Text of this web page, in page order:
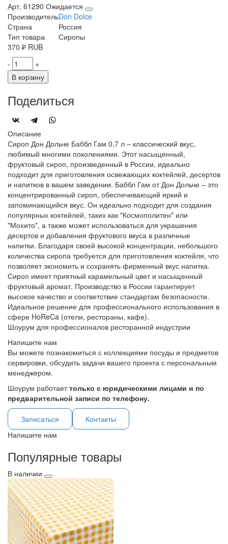
Арт. 61290 Ожидается
ПроизводительDon Dolce
Страна
Россия
Тип товара
Сиропы
370 ₽ RUB
-
+
В корзину
Поделиться
Описание
Сироп Дон Дольче Баббл Гам 0,7 л – классический вкус,
любимый многими поколениями. Этот насыщенный,
фруктовый сироп, произведенный в России, идеально
подходит для приготовления освежающих коктейлей, десертов
и напитков в вашем заведении. Баббл Гам от Дон Дольче – это
концентрированный сироп, обеспечивающий яркий и
запоминающийся вкус. Он идеально подходит для создания
популярных коктейлей, таких как "Космополитен" или
"Мохито", а также может использоваться для украшения
десертов и добавления фруктового вкуса в различные
напитки. Благодаря своей высокой концентрации, небольшого
количества сиропа требуется для приготовления коктейля, что
позволяет экономить и сохранять фирменный вкус напитка.
Сироп имеет приятный карамельный цвет и насыщенный
фруктовый аромат. Производство в России гарантирует
высокое качество и соответствие стандартам безопасности.
Идеальное решение для профессионального использования в
сфере HoReCa (отели, рестораны, кафе).
Шоурум для профессионалов ресторанной индустрии
Напишите нам
Вы можете познакомиться с коллекциями посуды и предметов
сервировки, обсудить задачи вашего проекта с персональным
менеджером.
Шоурум работаеттолько с юридическими лицами и по
предварительной записи по телефону.
Записаться
Контакты
Напишите нам
Популярные товары
В наличии